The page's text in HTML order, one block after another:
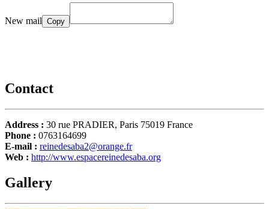
New mail Copy
Contact
Address : 30 rue PRADIER, Paris 75019 France
Phone : 0763164699
E-mail : reinedesaba2@orange.fr
Web : http://www.espacereinedesaba.org
Gallery